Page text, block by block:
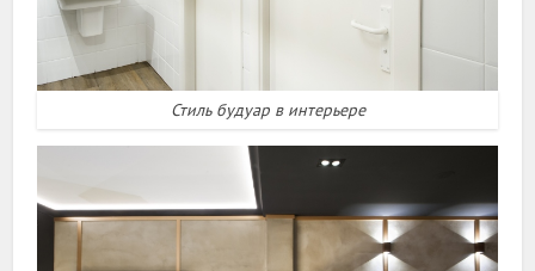
Стиль будуар в интерьере